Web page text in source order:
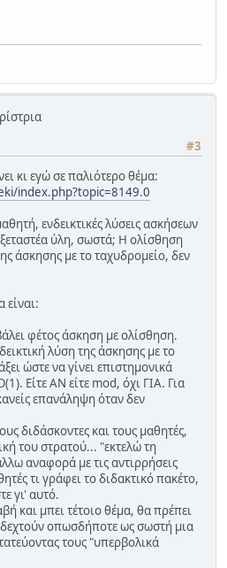
#3
κι εγώ σε παλιότερο θέμα:
index.php?topic=8149.0
ενδεικτικές λύσεις ασκήσεων
ύλη, σωστά; Η ολίσθηση
άσκησης με το ταχυδρομείο, δεν
είναι:
φέτος άσκηση με ολίσθηση.
λύση της άσκησης με το
ώστε να γίνει επιστημονικά
Είτε ΑΝ είτε mod, όχι ΓΙΑ. Για
επανάληψη όταν δεν
διδάσκοντες και τους μαθητές,
του στρατού... "εκτελώ τη
αναφορά με τις αντιρρήσεις
τι γράφει το διδακτικό πακέτο,
γι' αυτό.
και μπει τέτοιο θέμα, θα πρέπει
οπωσδήποτε ως σωστή μια
τους "υπερβολικά